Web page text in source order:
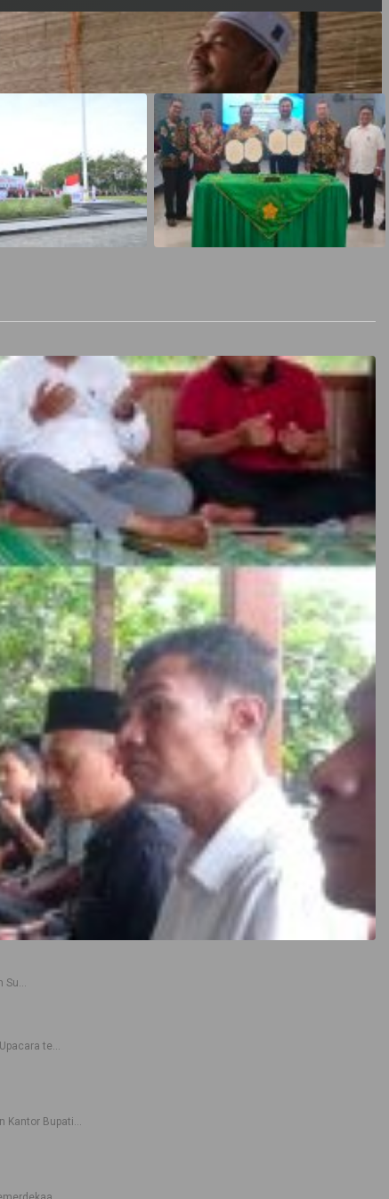
Su...
te...
Kantor Bupati...